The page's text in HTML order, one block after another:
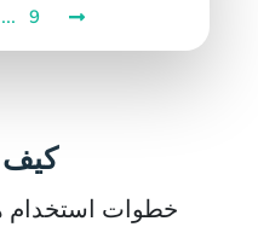
... 9
خطوات استخدام